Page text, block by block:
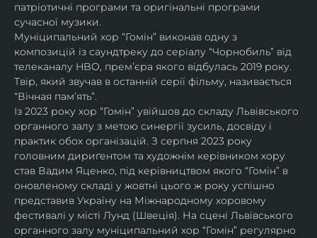
патріотичні програми та оригінальні програми
сучасної музики.
Муніципальний хор “Гомін” виконав одну з
композицій із саундтреку до серіалу “Чорнобиль” від
телеканалу HBO, премʼєра якого відбулась 2019 року.
Твір, який звучав в останній серії фільму, називається
“Вічная пам’ять”.
Із 2023 року хор “Гомін” увійшов до складу Львівського
органного залу з метою синергії зусиль, досвіду і
практик обох організацій. З серпня 2023 року
головним дириґентом та художнім керівником хору
став Вадим Яценко, під керівництвом якого “Гомін” в
оновленому складі у жовтні цього ж року успішно
представив Україну на Міжнародному хоровому
фестивалі у місті Лунд (Швеція). На сцені Львівського
органного залу муніципальний хор “Гомін” регулярно